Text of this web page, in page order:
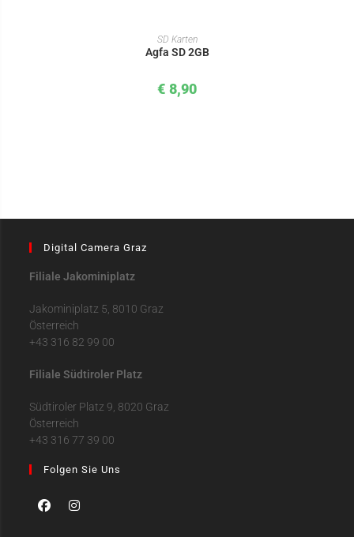
IN DEN WARENKORB
SD Karten
Agfa SD 2GB
€ 8,90
Digital Camera Graz
Filiale Jakominiplatz
Jakominiplatz 5, 8010 Graz
Österreich
+43 316 82 99 00
Filiale Südtiroler Platz
Südtiroler Platz 9, 8020 Graz
Österreich
+43 316 77 39 00
Folgen Sie Uns